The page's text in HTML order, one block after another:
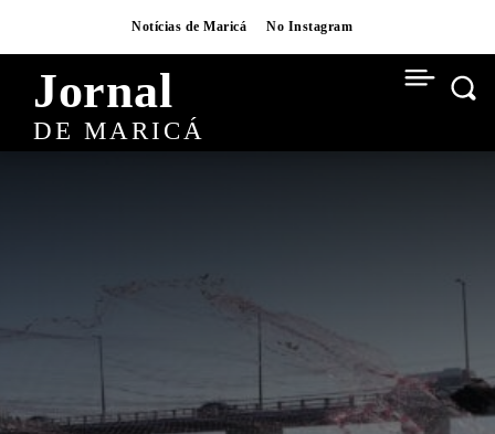
Notícias de Maricá No Instagram
Jornal
DE MARICÁ